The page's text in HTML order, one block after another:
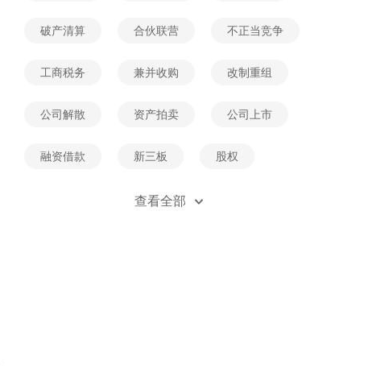
破产清算 合伙联营 不正当竞争
工商税务 兼并收购 改制重组
公司解散 资产拍卖 公司上市
融资借款 新三板 股权
加盟维权
查看全部